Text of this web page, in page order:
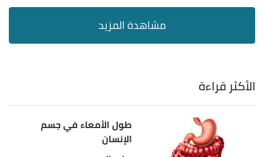
الأكثر قراءة
طول الأمعاء في جسم
الإنسان